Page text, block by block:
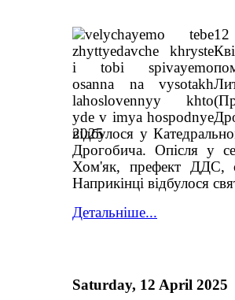
12
відбулося у
Дрогобича. Опісля у
Хом'як, префект ДДС,
Наприкінці відбулося
Детальніше...
Saturday, 12 April 2025